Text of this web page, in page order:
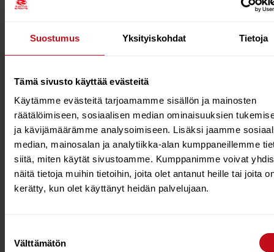
Suostumus Yksityiskohdat Tietoja
Tämä sivusto käyttää evästeitä
Käytämme evästeitä tarjoamamme sisällön ja mainosten
räätälöimiseen, sosiaalisen median ominaisuuksien
ja kävijämäärämme analysoimiseen. Lisäksi jaamme
median, mainosalan ja analytiikka-alan kumppaneillemme
siitä, miten käytät sivustoamme. Kumppanimme voivat
näitä tietoja muihin tietoihin, joita olet antanut heille tai joita
kerätty, kun olet käyttänyt heidän palvelujaan.
valinta
Välttämätön
construction wave boom. It is designed with a reduced
diameter tube for grip comfort.
FREEMOVE
I60-2I0
FREEMOVE 26mm
LOCKJAW
Tutustu myös